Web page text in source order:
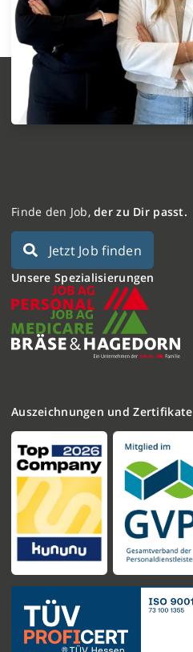
Finde den Job,der zu Dir passt.
Jetzt Job finden
Unsere Spezialisierungen
Auszeichnungen und Zertifikate